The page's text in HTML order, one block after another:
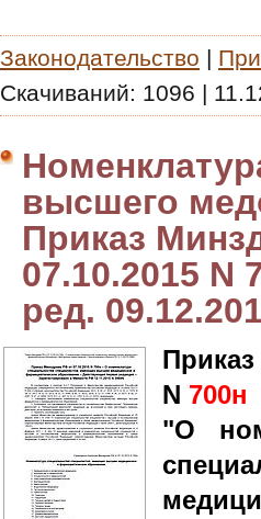
Законодательство |
Скачиваний: 1096 |
высшего
Приказ
07.10.2015 N
ред.
N 700н
"О